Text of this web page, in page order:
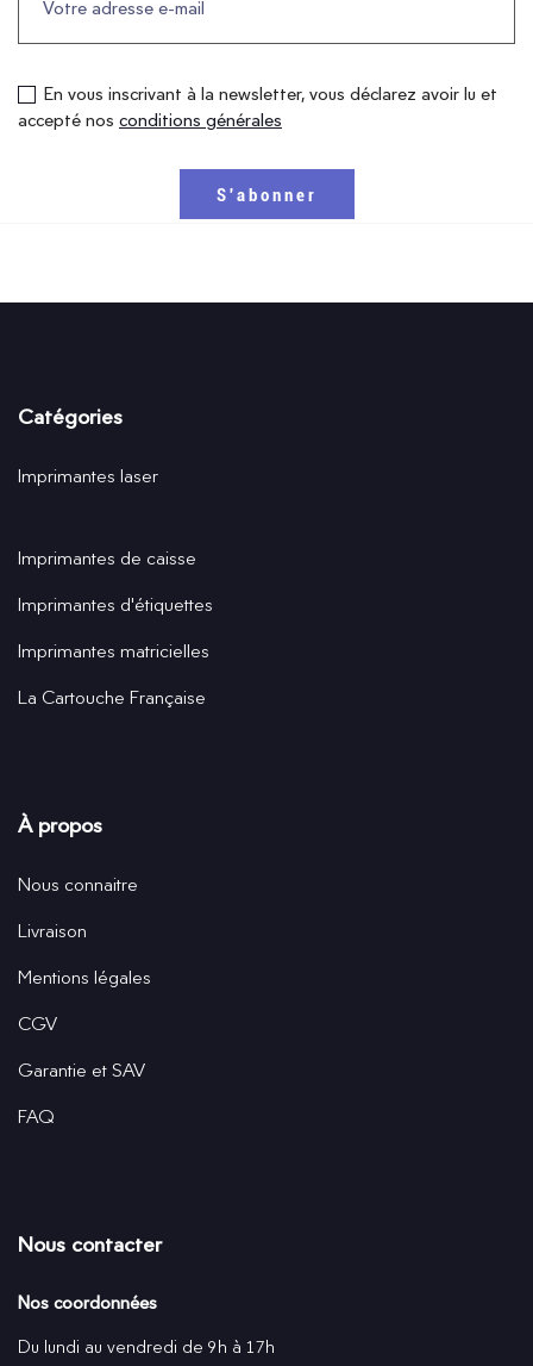
En vous inscrivant à la newsletter, vous déclarez avoir lu et
accepté nos conditions générales
Catégories
Imprimantes laser
Imprimantes de caisse
Imprimantes d'étiquettes
Imprimantes matricielles
La Cartouche Française
À propos
Nous connaitre
Livraison
Mentions légales
CGV
Garantie et SAV
FAQ
Nous contacter
Nos coordonnées
Du lundi au vendredi de 9h à 17h